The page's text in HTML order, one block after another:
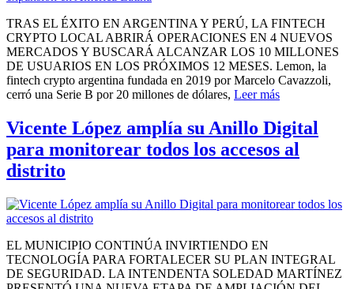
TRAS EL ÉXITO EN ARGENTINA Y PERÚ, LA FINTECH
CRYPTO LOCAL ABRIRÁ OPERACIONES EN 4 NUEVOS
MERCADOS Y BUSCARÁ ALCANZAR LOS 10 MILLONES
DE USUARIOS EN LOS PRÓXIMOS 12 MESES. Lemon, la
fintech crypto argentina fundada en 2019 por Marcelo Cavazzoli,
cerró una Serie B por 20 millones de dólares, Leer más
Vicente López amplía su Anillo Digital
para monitorear todos los accesos al
distrito
EL MUNICIPIO CONTINÚA INVIRTIENDO EN
TECNOLOGÍA PARA FORTALECER SU PLAN INTEGRAL
DE SEGURIDAD. LA INTENDENTA SOLEDAD MARTÍNEZ